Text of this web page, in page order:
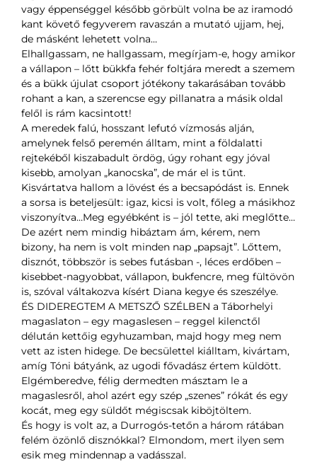
vagy éppenséggel később görbült volna be az iramodó
kant követő fegyverem ravaszán a mutató ujjam, hej,
de másként lehetett volna…
Elhallgassam, ne hallgassam, megírjam-e, hogy amikor
a vállapon – lőtt bükkfa fehér foltjára meredt a szemem
és a bükk újulat csoport jótékony takarásában tovább
rohant a kan, a szerencse egy pillanatra a másik oldal
felől is rám kacsintott!
A meredek falú, hosszant lefutó vízmosás alján,
amelynek felső peremén álltam, mint a földalatti
rejtekéből kiszabadult ördög, úgy rohant egy jóval
kisebb, amolyan „kanocska”, de már el is tűnt.
Kisvártatva hallom a lövést és a becsapódást is. Ennek
a sorsa is beteljesült: igaz, kicsi is volt, főleg a másikhoz
viszonyítva…Meg egyébként is – jól tette, aki meglőtte…
De azért nem mindig hibáztam ám, kérem, nem
bizony, ha nem is volt minden nap „papsajt”. Lőttem,
disznót, többször is sebes futásban -, léces erdőben –
kisebbet-nagyobbat, vállapon, bukfencre, meg fültövön
is, szóval váltakozva kísért Diana kegye és szeszélye.
ÉS DIDEREGTEM A METSZŐ SZÉLBEN a Táborhelyi
magaslaton – egy magaslesen – reggel kilenctől
délután kettőig egyhuzamban, majd hogy meg nem
vett az isten hidege. De becsülettel kiálltam, kivártam,
amíg Tóni bátyánk, az ugodi fővadász értem küldött.
Elgémberedve, félig dermedten másztam le a
magaslesről, ahol azért egy szép „szenes” rókát és egy
kocát, meg egy süldőt mégiscsak kiböjtöltem.
És hogy is volt az, a Durrogós-tetőn a három rátában
felém özönlő disznókkal? Elmondom, mert ilyen sem
esik meg mindennap a vadásszal.